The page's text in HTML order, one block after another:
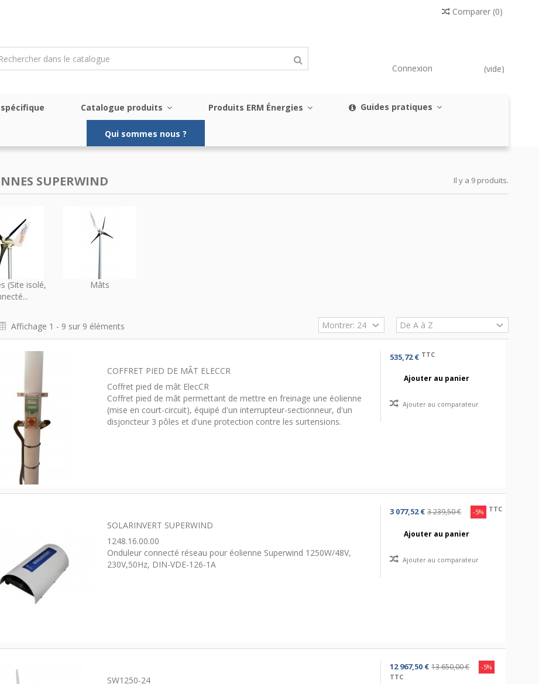
Comparer (0)
(vide)
Connexion
Catalogue produits Produits ERM Énergies Guides pratiques
Qui sommes nous ?
SUPERWIND Il y a 9 produits.
(Site isolé,
Mâts
Affichage 1 - 9 sur 9 éléments
COFFRET PIED DE MÂT ELECCR
Coffret pied de mât ElecCR
Coffret pied de mât permettant de mettre en freinage une éolienne
(mise en court-circuit), équipé d'un interrupteur-sectionneur, d'un
disjoncteur 3 pôles et d'une protection contre les surtensions.
535,72 € TTC
Ajouter au panier
Ajouter au comparateur
SOLARINVERT SUPERWIND
1248.16.00.00
Onduleur connecté réseau pour éolienne Superwind 1250W/48V,
230V,50Hz, DIN-VDE-126-1A
3 077,52 € 3 239,50 € -5% TTC
Ajouter au panier
Ajouter au comparateur
SW1250-24
12 967,50 € 13 650,00 € -5%
TTC